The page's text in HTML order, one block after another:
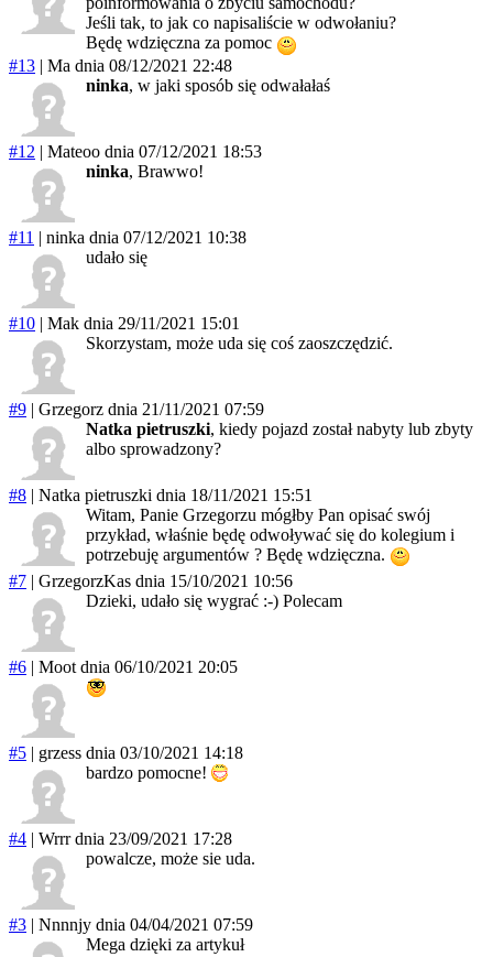
Jeśli tak, to jak co napisaliście w odwołaniu?
Będę wdzięczna za pomoc
#13 | Ma dnia 08/12/2021 22:48
ninka, w jaki sposób się odwałałaś
#12 | Mateoo dnia 07/12/2021 18:53
ninka, Brawwo!
#11 | ninka dnia 07/12/2021 10:38
udało się
#10 | Mak dnia 29/11/2021 15:01
Skorzystam, może uda się coś zaoszczędzić.
#9 | Grzegorz dnia 21/11/2021 07:59
Natka pietruszki, kiedy pojazd został nabyty lub zbyty
albo sprowadzony?
#8 | Natka pietruszki dnia 18/11/2021 15:51
Witam, Panie Grzegorzu mógłby Pan opisać swój
przykład, właśnie będę odwoływać się do kolegium i
potrzebuję argumentów ? Będę wdzięczna.
#7 | GrzegorzKas dnia 15/10/2021 10:56
Dzieki, udało się wygrać :-) Polecam
#6 | Moot dnia 06/10/2021 20:05
#5 | grzess dnia 03/10/2021 14:18
bardzo pomocne!
#4 | Wrrr dnia 23/09/2021 17:28
powalcze, może sie uda.
#3 | Nnnnjy dnia 04/04/2021 07:59
Mega dzięki za artykuł